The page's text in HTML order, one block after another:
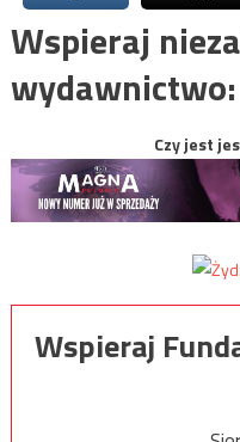
Wspieraj
wydawnictwo:
Czy jest
Wspieraj